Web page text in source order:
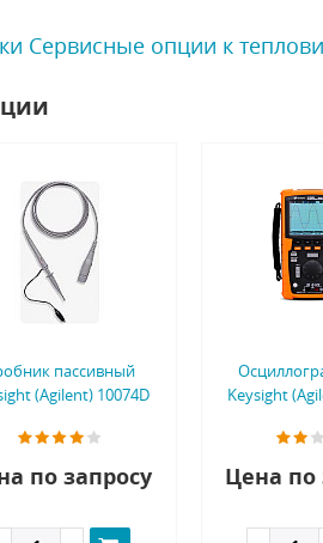
Сервисные опции к
пассивный
(Agilent) 10074D
по запросу
Keysight
Цена по